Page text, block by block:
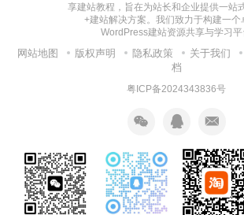
享建站教程，旨在为站长和企业提供一站
+建站解决方案。我们致力于构建一个
WordPress建站资源共享与学习平
网站地图 版权声明 隐私政策 关于我们
档
粤ICP备2024343836号